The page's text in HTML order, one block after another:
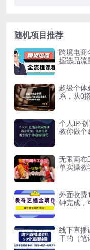
随机项目推荐
跨境电
握选品流
超级个
系，从0
个人IP·
教你做个
无限画布
单实操教
外面收费
钟完成，
线下直播
干的（笔